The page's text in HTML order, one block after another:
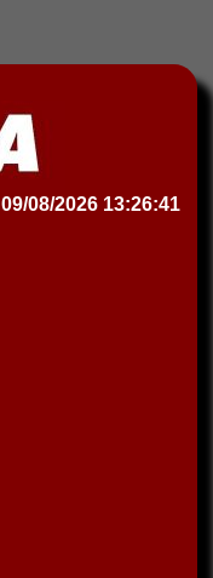
09/08/2026 13:26:41